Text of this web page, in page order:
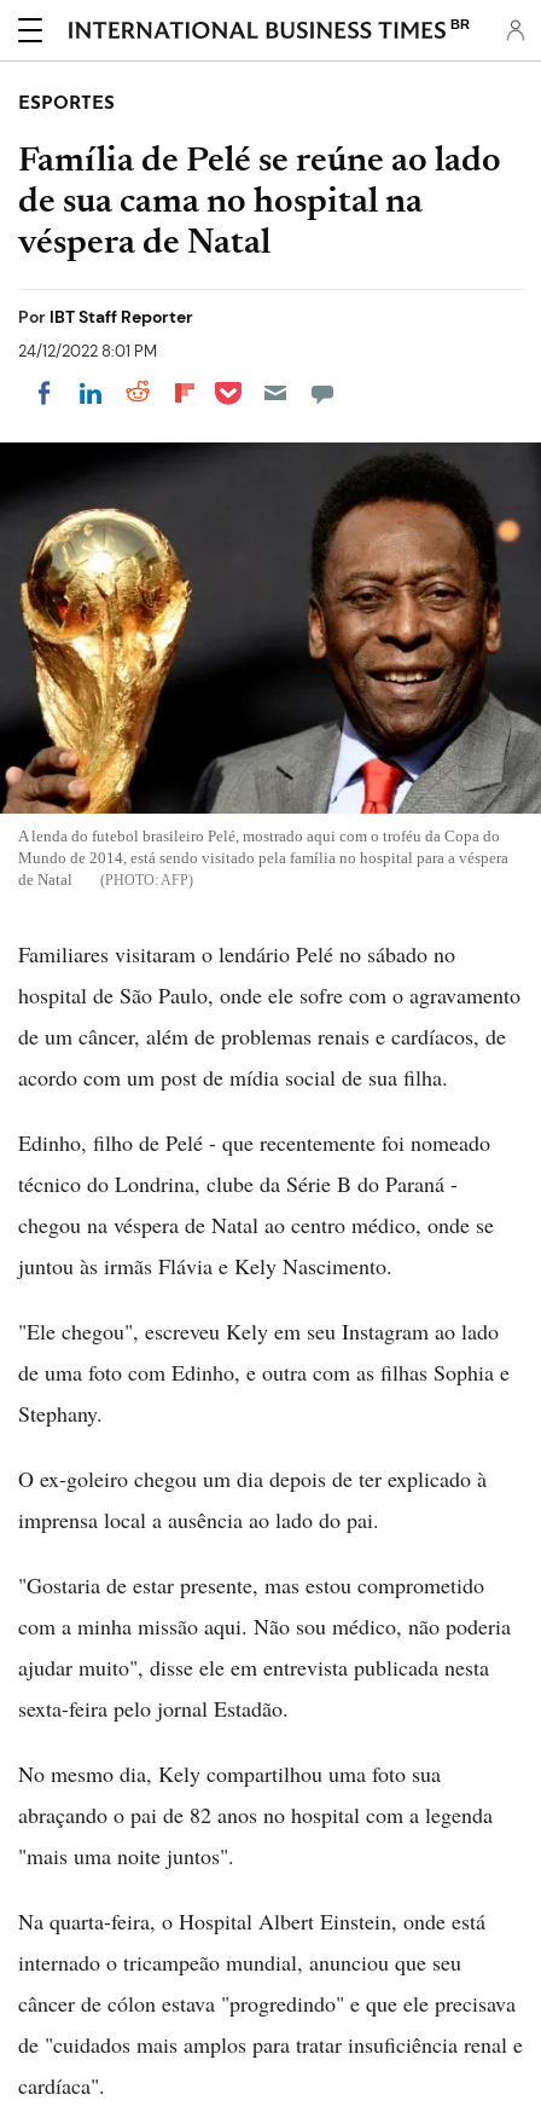
BR
ESPORTES
Família de Pelé se reúne ao lado
de sua cama no hospital na
véspera de Natal
Por IBT Staff Reporter
24/12/2022 8:01 PM
Share on Facebook
Share on LinkedIn
Share on Reddit
Share on Flipboard
Share on Pocket
A lenda do futebol brasileiro Pelé, mostrado aqui com o troféu da Copa do
Mundo de 2014, está sendo visitado pela família no hospital para a véspera
de Natal
AFP
Familiares visitaram o lendário Pelé no sábado no
hospital de São Paulo, onde ele sofre com o agravamento
de um câncer, além de problemas renais e cardíacos, de
acordo com um post de mídia social de sua filha.
Edinho, filho de Pelé - que recentemente foi nomeado
técnico do Londrina, clube da Série B do Paraná -
chegou na véspera de Natal ao centro médico, onde se
juntou às irmãs Flávia e Kely Nascimento.
"Ele chegou", escreveu Kely em seu Instagram ao lado
de uma foto com Edinho, e outra com as filhas Sophia e
Stephany.
O ex-goleiro chegou um dia depois de ter explicado à
imprensa local a ausência ao lado do pai.
"Gostaria de estar presente, mas estou comprometido
com a minha missão aqui. Não sou médico, não poderia
ajudar muito", disse ele em entrevista publicada nesta
sexta-feira pelo jornal Estadão.
No mesmo dia, Kely compartilhou uma foto sua
abraçando o pai de 82 anos no hospital com a legenda
"mais uma noite juntos".
Na quarta-feira, o Hospital Albert Einstein, onde está
internado o tricampeão mundial, anunciou que seu
câncer de cólon estava "progredindo" e que ele precisava
de "cuidados mais amplos para tratar insuficiência renal e
cardíaca".